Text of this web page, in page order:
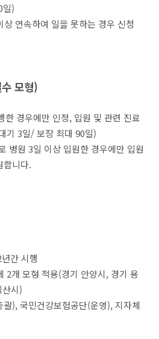
일)
연속하여 일을 못하는 경우 신청
모형)
한 경우에만 인정, 입원 및 관련 진료
기 3일/ 보장 최대 90일)
병원 3일 이상 입원한 경우에만 입원
합니다.
간 시행
2개 모형 적용(경기 안양시, 경기 용
시)
), 국민건강보험공단(운영), 지자체